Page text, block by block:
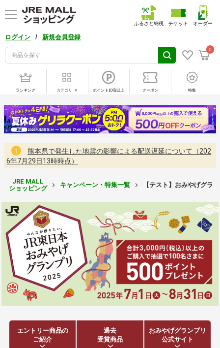
ログイン / 新規会員登録
0
ふるさと納税 チケット オーダー
ランキング カテゴリ ポイント10倍以上 クーポン 特集
熊本県で発生した地震の影響による配送遅延について（202
6年7月29日13時時点）
JRE MALL
ショッピング
キャンペーン・特集一覧 【テスト】おみやげグラ
エントリー商品の
ご紹介
過去
受賞商品
おみやげグランプリ
公式サイト